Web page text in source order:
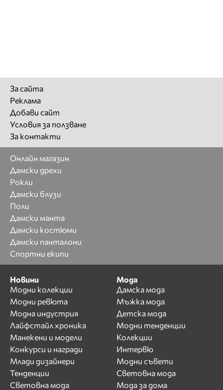
За сайта
Реклама
Добави сайт
Условия за ползване
За контакти
Онлайн магазин
Дамски дрехи
Рокли
Дамски блузи
Поли
Дамски манта
Дамски костюми
Дамски панталони
Спортни екипи
Новини
Модни колекции
Модни ревюта
Модна индустрия
Лайфстайл хроника
Манекени и модели
Конкурси и награди
Млади дизайнери
Тенденции
Световна мода
Мода
Дамска мода
Мъжка мода
Детска мода
Модни тенденции
Колекции
Интервю
Модни съвети
Световна мода
Мода за дома